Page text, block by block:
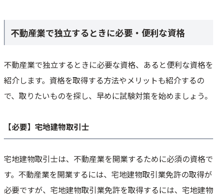
不動産業で独立するときに必要・便利な資格
不動産業で独立するときに必要な資格、あると便利な資格を
紹介します。資格を取得する方法やメリットも紹介するの
で、取りたいものを探し、早めに試験対策を始めましょう。
【必要】宅地建物取引士
宅地建物取引士は、不動産業を開業するために必須の資格で
す。不動産業を開業するには、宅地建物取引業免許の取得が
必要ですが、宅地建物取引業免許を取得するには、宅地建物